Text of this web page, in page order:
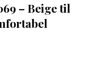
– Beige til